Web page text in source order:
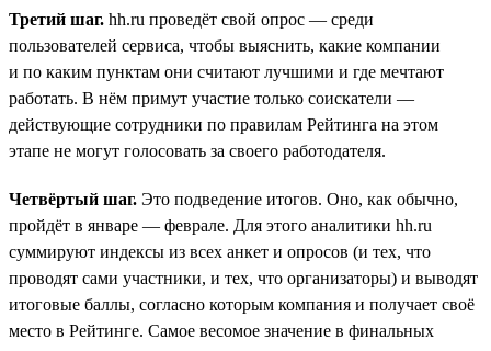
Третий шаг. hh.ru проведёт свой опрос — среди
пользователей сервиса, чтобы выяснить, какие компании
и по каким пунктам они считают лучшими и где мечтают
работать. В нём примут участие только соискатели —
действующие сотрудники по правилам Рейтинга на этом
этапе не могут голосовать за своего работодателя.
Четвёртый шаг. Это подведение итогов. Оно, как обычно,
пройдёт в январе — феврале. Для этого аналитики hh.ru
суммируют индексы из всех анкет и опросов (и тех, что
проводят сами участники, и тех, что организаторы) и выводят
итоговые баллы, согласно которым компания и получает своё
место в Рейтинге. Самое весомое значение в финальных